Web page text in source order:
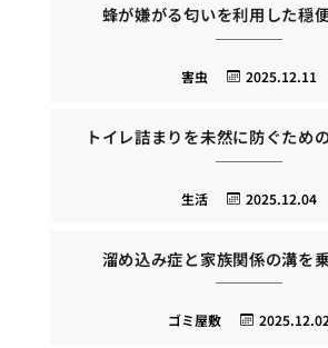
蜂が嫌がる匂いを利用した穏
2025.12.11
害虫
トイレ詰まりを未然に防ぐため
2025.12.04
生活
溜め込み症と家族関係の溝を
ゴミ屋敷